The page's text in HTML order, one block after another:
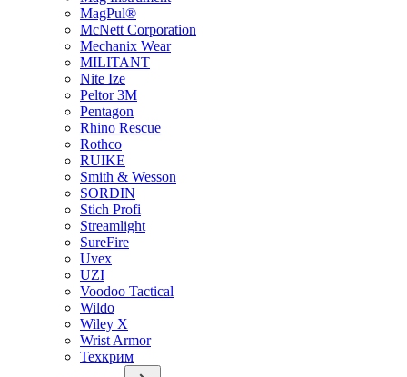
MagPul®
McNett Corporation
Mechanix Wear
MILITANT
Nite Ize
Peltor 3M
Pentagon
Rhino Rescue
Rothco
RUIKE
Smith & Wesson
SORDIN
Stich Profi
Streamlight
SureFire
Uvex
UZI
Voodoo Tactical
Wildo
Wiley X
Wrist Armor
Техкрим